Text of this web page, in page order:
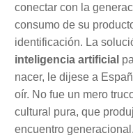
conectar con la
consumo de su
identificación. La
inteligencia artificial
nacer, le dijese a
oír. No fue un mero
cultural pura, que
encuentro generacional.